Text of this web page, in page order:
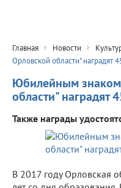
Главная Новости
Орловской области" наградят
Юбилейным знаком
области" наградят
Также награды
В 2017 году Орловская